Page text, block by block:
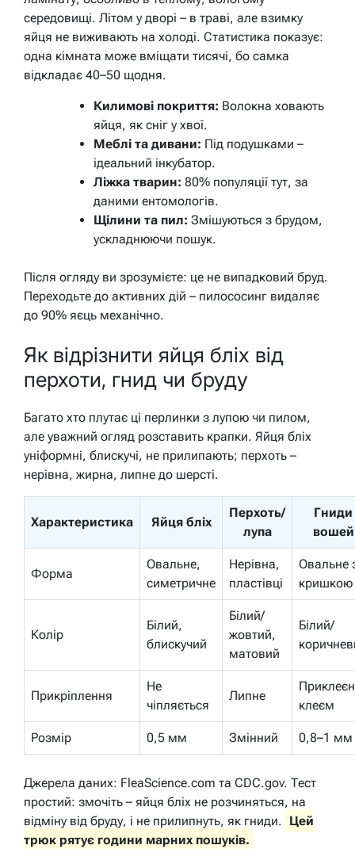
середовищі. Літом у дворі – в траві, але взимку
яйця не виживають на холоді. Статистика показує:
одна кімната може вміщати тисячі, бо самка
відкладає 40–50 щодня.
Килимові покриття: Волокна ховають
яйця, як сніг у хвої.
Меблі та дивани: Під подушками –
ідеальний інкубатор.
Ліжка тварин: 80% популяції тут, за
даними ентомологів.
Щілини та пил: Змішуються з брудом,
ускладнюючи пошук.
Після огляду ви зрозумієте: це не випадковий бруд.
Переходьте до активних дій – пилососинг видаляє
до 90% яєць механічно.
Як відрізнити яйця бліх від
перхоти, гнид чи бруду
Багато хто плутає ці перлинки з лупою чи пилом,
але уважний огляд розставить крапки. Яйця бліх
уніформні, блискучі, не прилипають; перхоть –
нерівна, жирна, липне до шерсті.
Характеристика Яйця бліх
Перхоть/
лупа
Гниди
вошей
Форма
Овальне,
симетричне
Нерівна,
пластівці
Овальне
кришкою
Колір
Білий,
блискучий
Білий/
жовтий,
матовий
Білий/
Прикріплення
Не
чіпляється
Липне
клеєм
Розмір 0,5 мм Змінний 0,8–1 мм
Джерела даних: FleaScience.com та CDC.gov. Тест
простий: змочіть – яйця бліх не розчиняться, на
відміну від бруду, і не прилипнуть, як гниди. Цей
трюк рятує години марних пошуків.